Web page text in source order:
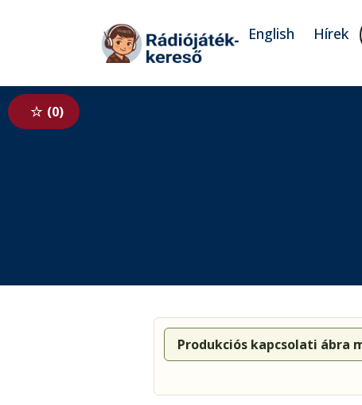
Tovább a tartalomhoz
English Hírek
0
Produkciós kapcsolati ábra